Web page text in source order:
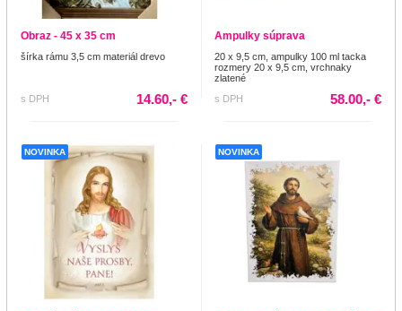
Obraz - 45 x 35 cm
šírka rámu 3,5 cm materiál drevo
s DPH 14.60,- €
Ampulky súprava
20 x 9,5 cm, ampulky 100 ml tacka
rozmery 20 x 9,5 cm, vrchnaky
zlatené
s DPH
58.00,- €
NOVINKA NOVINKA